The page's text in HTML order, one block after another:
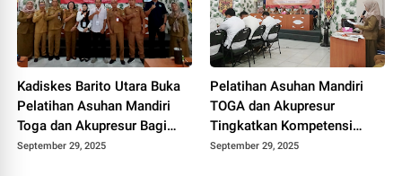
Kadiskes Barito Utara Buka
Pelatihan Asuhan Mandiri
Toga dan Akupresur Bagi
Fasilitator Puskesmas
September 29, 2025
Pelatihan Asuhan Mandiri
TOGA dan Akupresur
Tingkatkan Kompetensi
Fasilitator Puskesmas
September 29, 2025